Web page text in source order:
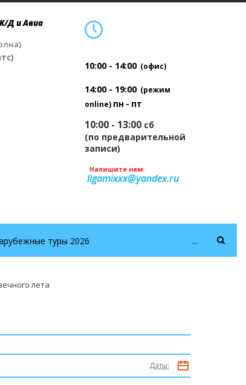
Д и Авиа
10:00 - 14:00 (офис)
14:00 - 19:00 (режим
online) пн - пт
10:00 - 13:00 сб
(по предварительной
записи)
Напишите нам:
ligamixxx@yandex.ru
...
туры 2026
лета
Даты: